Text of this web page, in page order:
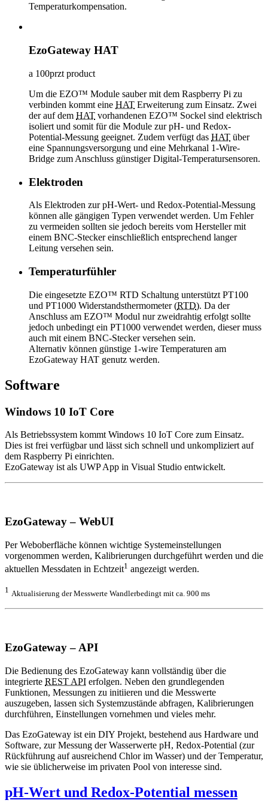
Temperaturkompensation.
EzoGateway HAT
a 100przt product
Um die EZO™ Module sauber mit dem Raspberry Pi zu
verbinden kommt eine HAT Erweiterung zum Einsatz. Zwei
der auf dem HAT vorhandenen EZO™ Sockel sind elektrisch
isoliert und somit für die Module zur pH- und Redox-
Potential-Messung geeignet. Zudem verfügt das HAT über
eine Spannungsversorgung und eine Mehrkanal 1-Wire-
Bridge zum Anschluss günstiger Digital-Temperatursensoren.
Elektroden
Als Elektroden zur pH-Wert- und Redox-Potential-Messung
können alle gängigen Typen verwendet werden. Um Fehler
zu vermeiden sollten sie jedoch bereits vom Hersteller mit
einem BNC-Stecker einschließlich entsprechend langer
Leitung versehen sein.
Temperaturfühler
Die eingesetzte EZO™ RTD Schaltung unterstützt PT100
und PT1000 Widerstandsthermometer (RTD). Da der
Anschluss am EZO™ Modul nur zweidrahtig erfolgt sollte
jedoch unbedingt ein PT1000 verwendet werden, dieser muss
auch mit einem BNC-Stecker versehen sein.
Alternativ können günstige 1-wire Temperaturen am
EzoGateway HAT genutz werden.
Software
Windows 10 IoT Core
Als Betriebssystem kommt Windows 10 IoT Core zum Einsatz.
Dies ist frei verfügbar und lässt sich schnell und unkompliziert auf
dem Raspberry Pi einrichten.
EzoGateway ist als UWP App in Visual Studio entwickelt.
EzoGateway – WebUI
Per Weboberfläche können wichtige Systemeinstellungen
vorgenommen werden, Kalibrierungen durchgeführt werden und die
aktuellen Messdaten in Echtzeit1 angezeigt werden.
1 Aktualisierung der Messwerte Wandlerbedingt mit ca. 900 ms
EzoGateway – API
Die Bedienung des EzoGateway kann vollständig über die
integrierte REST API erfolgen. Neben den grundlegenden
Funktionen, Messungen zu initiieren und die Messwerte
auszugeben, lassen sich Systemzustände abfragen, Kalibrierungen
durchführen, Einstellungen vornehmen und vieles mehr.
Das EzoGateway ist ein DIY Projekt, bestehend aus Hardware und
Software, zur Messung der Wasserwerte pH, Redox-Potential (zur
Rückführung auf ausreichend Chlor im Wasser) und der Temperatur,
wie sie üblicherweise im privaten Pool von interesse sind.
pH-Wert und Redox-Potential messen